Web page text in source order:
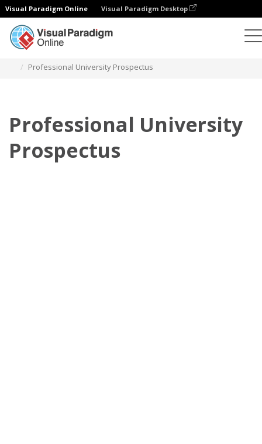
Visual Paradigm Online Visual Paradigm Desktop
Professional University Prospectus
Professional University
Prospectus